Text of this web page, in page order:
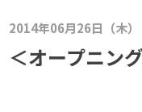
2014年06月26日（木）
＜オープニン